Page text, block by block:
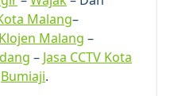
Malang–
Klojen Malang –
– Jasa CCTV Kota
Bumiaji.